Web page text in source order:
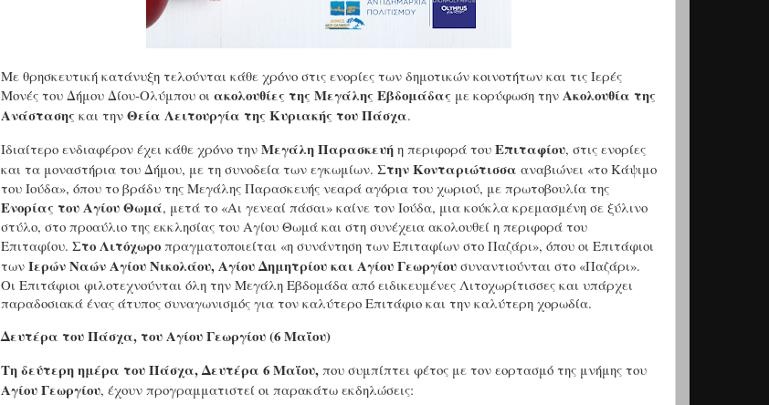
Με θρησκευτική κατάνυξη τελούνται κάθε χρόνο στις ενορίες των δημοτικών κοινοτήτων και τις Ιερές
Μονές του Δήμου Δίου-Ολύμπου οι ακολουθίες της Μεγάλης Εβδομάδας με κορύφωση την Ακολουθία της
Ανάστασης και την Θεία Λειτουργία της Κυριακής του Πάσχα.
Ιδιαίτερο ενδιαφέρον έχει κάθε χρόνο την Μεγάλη Παρασκευή η περιφορά του Επιταφίου, στις ενορίες
και τα μοναστήρια του Δήμου, με τη συνοδεία των εγκωμίων. Στην Κονταριώτισσα αναβιώνει «το Κάψιμο
του Ιούδα», όπου το βράδυ της Μεγάλης Παρασκευής νεαρά αγόρια του χωριού, με πρωτοβουλία της
Ενορίας του Αγίου Θωμά, μετά το «Αι γενεαί πάσαι» καίνε τον Ιούδα, μια κούκλα κρεμασμένη σε ξύλινο
στύλο, στο προαύλιο της εκκλησίας του Αγίου Θωμά και στη συνέχεια ακολουθεί η περιφορά του
Επιταφίου. Στο Λιτόχωρο πραγματοποιείται «η συνάντηση των Επιταφίων στο Παζάρι», όπου οι Επιτάφιοι
των Ιερών Ναών Αγίου Νικολάου, Αγίου Δημητρίου και Αγίου Γεωργίου συναντιούνται στο «Παζάρι».
Οι Επιτάφιοι φιλοτεχνούνται όλη την Μεγάλη Εβδομάδα από ειδικευμένες Λιτοχωρίτισσες και υπάρχει
παραδοσιακά ένας άτυπος συναγωνισμός για τον καλύτερο Επιτάφιο και την καλύτερη χορωδία.
Δευτέρα του Πάσχα, του Αγίου Γεωργίου (6 Μαΐου)
Τη δεύτερη ημέρα του Πάσχα, Δευτέρα 6 Μαΐου, που συμπίπτει φέτος με τον εορτασμό της μνήμης του
Αγίου Γεωργίου, έχουν προγραμματιστεί οι παρακάτω εκδηλώσεις: